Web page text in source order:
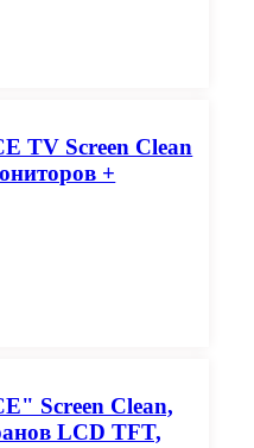
TV Screen Clean
+
Screen Clean,
LCD TFT,